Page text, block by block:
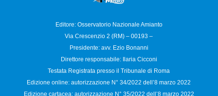
Editore: Osservatorio Nazionale Amianto
Via Crescenzio 2 (RM) – 00193 –
Presidente: avv. Ezio Bonanni
Direttore responsabile:
Ilaria Cicconi
Testata Registrata presso il Tribunale di Roma
Edizione online: autorizzazione N°34/2022 dell’8 marzo 2022
Edizione cartacea: autorizzazione N° 35/2022 dell’8 marzo 2022